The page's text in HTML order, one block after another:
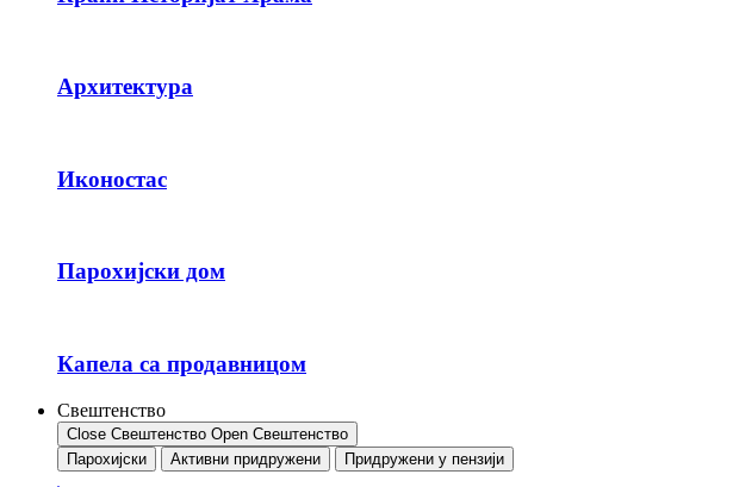
Архитектура
Иконостас
Парохијски дом
Капела са продавницом
Свештенство
Close Свештенство Open Свештенство
Парохијски
Активни придружени Придружени у пензији